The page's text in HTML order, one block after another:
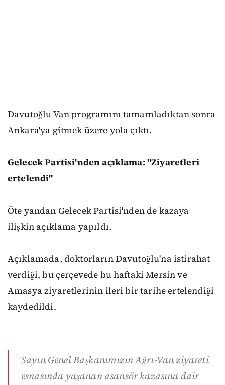
Davutoğlu Van programını tamamladıktan sonra
Ankara'ya gitmek üzere yola çıktı.
Gelecek Partisi'nden açıklama: "Ziyaretleri
ertelendi"
Öte yandan Gelecek Partisi'nden de kazaya
ilişkin açıklama yapıldı.
Açıklamada, doktorların Davutoğlu'na istirahat
verdiği, bu çerçevede bu haftaki Mersin ve
Amasya ziyaretlerinin ileri bir tarihe ertelendiği
kaydedildi.
Sayın Genel Başkanımızın Ağrı-Van ziyareti
esnasında yaşanan asansör kazasına dair